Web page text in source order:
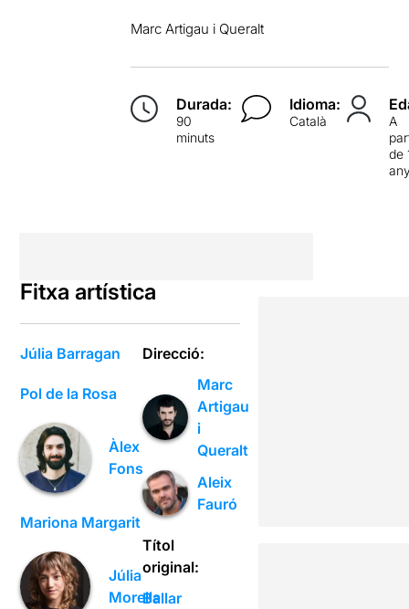
Marc Artigau i Queralt
Durada:
90
minuts
Idioma:
Català
A
de
Fitxa artística
Júlia Barragan
Pol de la Rosa
Àlex
Fons
Mariona Margarit
Júlia
Morella
Direcció:
Marc
Artigau
i
Queralt
Aleix
Fauró
Títol
original:
Ballar